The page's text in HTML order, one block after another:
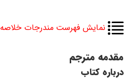
نمایش فهرست مندرجات خلاصه
مقدمه مترجم
درباره کتاب